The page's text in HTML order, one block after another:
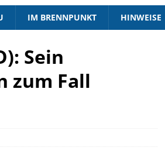
IM BRENNPUNKT HINWEISE
Sein
zum Fall